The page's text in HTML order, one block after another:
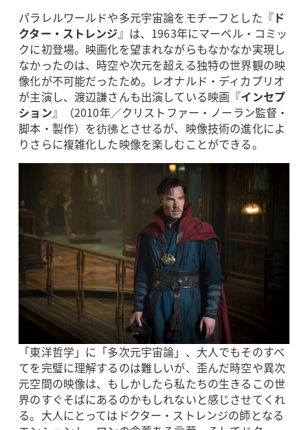
パラレルワールドや多元宇宙論をモチーフとした『ド
クター・ストレンジ』は、1963年にマーベル・コミッ
クに初登場。映画化を望まれながらもなかなか実現し
なかったのは、時空や次元を超える独特の世界観の映
像化が不可能だったため。レオナルド・ディカプリオ
が主演し、渡辺謙さんも出演している映画『インセプ
ション』（2010年／クリストファー・ノーラン監督・
脚本・製作）を彷彿とさせるが、映像技術の進化によ
りさらに複雑化した映像を楽しむことができる。
「東洋哲学」に「多次元宇宙論」、大人でもそのすべ
てを完璧に理解するのは難しいが、歪んだ時空や異次
元空間の映像は、もしかしたら私たちの生きるこの世
界のすぐそばにあるのかもしれないと感じさせてくれ
る。大人にとってはドクター・ストレンジの師となる